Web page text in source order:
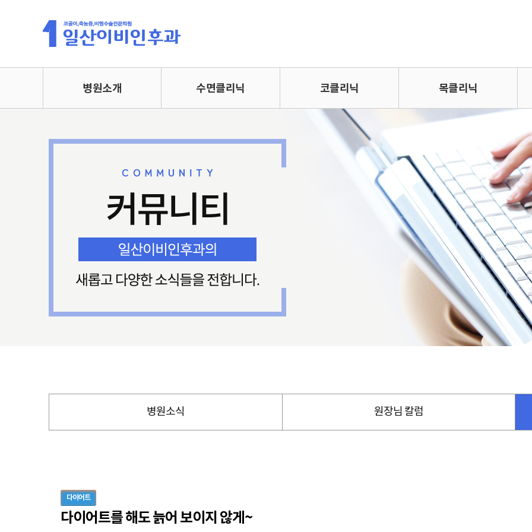
병원소개 수면클리닉 코클리닉 목클리닉
병원소식 원장님 칼럼
다이어트
다이어트를 해도 늙어 보이지 않게~